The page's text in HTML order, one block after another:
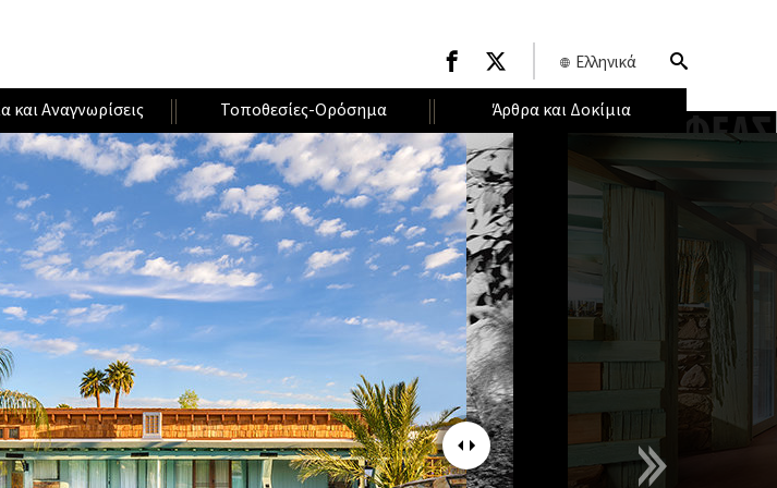
Ελληνικά
και Αναγνωρίσεις Τοποθεσίες-Ορόσημα Άρθρα και Δοκίμια